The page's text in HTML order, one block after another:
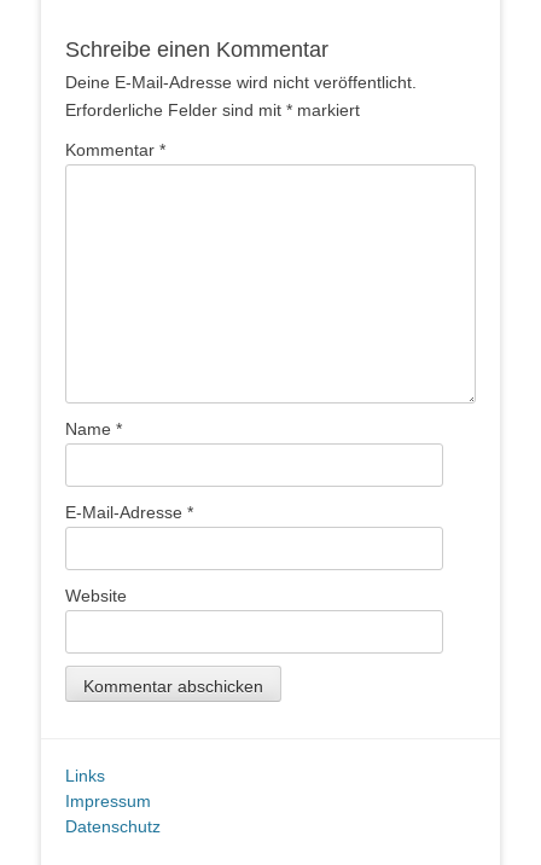
Schreibe einen Kommentar
Deine E-Mail-Adresse wird nicht veröffentlicht.
Erforderliche Felder sind mit * markiert
Kommentar *
Name *
E-Mail-Adresse *
Website
Links
Impressum
Datenschutz